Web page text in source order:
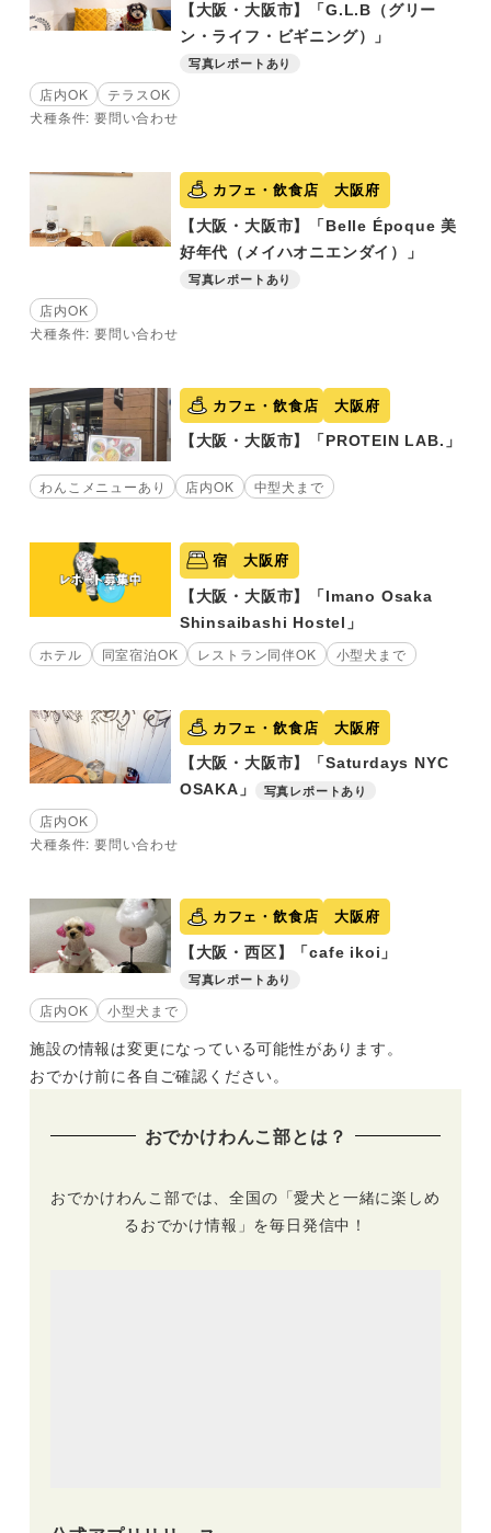
【大阪・大阪市】「G.L.B（グリー
ン・ライフ・ビギニング）」
写真レポートあり
店内OK
テラスOK
犬種条件: 要問い合わせ
カフェ・飲食店 大阪府
【大阪・大阪市】「Belle Époque 美
好年代（メイハオニエンダイ）」
写真レポートあり
店内OK
犬種条件: 要問い合わせ
カフェ・飲食店 大阪府
【大阪・大阪市】「PROTEIN LAB.」
わんこメニューあり 店内OK 中型犬まで
宿 大阪府
【大阪・大阪市】「Imano Osaka
Shinsaibashi Hostel」
ホテル 同室宿泊OK レストラン同伴OK 小型犬まで
カフェ・飲食店 大阪府
【大阪・大阪市】「Saturdays NYC
OSAKA」
写真レポートあり
店内OK
犬種条件: 要問い合わせ
カフェ・飲食店 大阪府
【大阪・西区】「cafe ikoi」
写真レポートあり
店内OK 小型犬まで
施設の情報は変更になっている可能性があります。
おでかけ前に各自ご確認ください。
おでかけわんこ部とは？
おでかけわんこ部では、全国の「愛犬と一緒に楽しめ
るおでかけ情報」を毎日発信中！